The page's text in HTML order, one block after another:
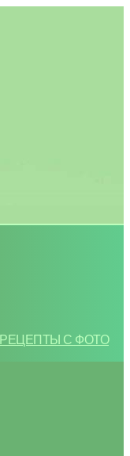
С ФОТО